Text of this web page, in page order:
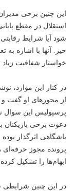
این چنین برخی
استقلال در مقطع
شود آیا شرایط
خیر. آنها با اشاره به
خواستار شفافیت
در کنار این موارد،
از محورهای او گفت
پرسپولیس این سوال
دعوت برخی بازیکنان
باشگاهی اثرگذار
پرونده مجوز حرفه‌ای
ابهام‌ها را تشکیل
در این چنین شرایطی